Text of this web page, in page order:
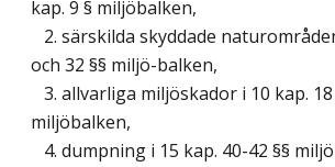
kap. 9 § miljöbalken,
2. särskilda skyddade
och 32 §§ miljö-balken,
3. allvarliga miljöskador i 10 kap. 18
miljöbalken,
4. dumpning i 15 kap. 40-42 §§